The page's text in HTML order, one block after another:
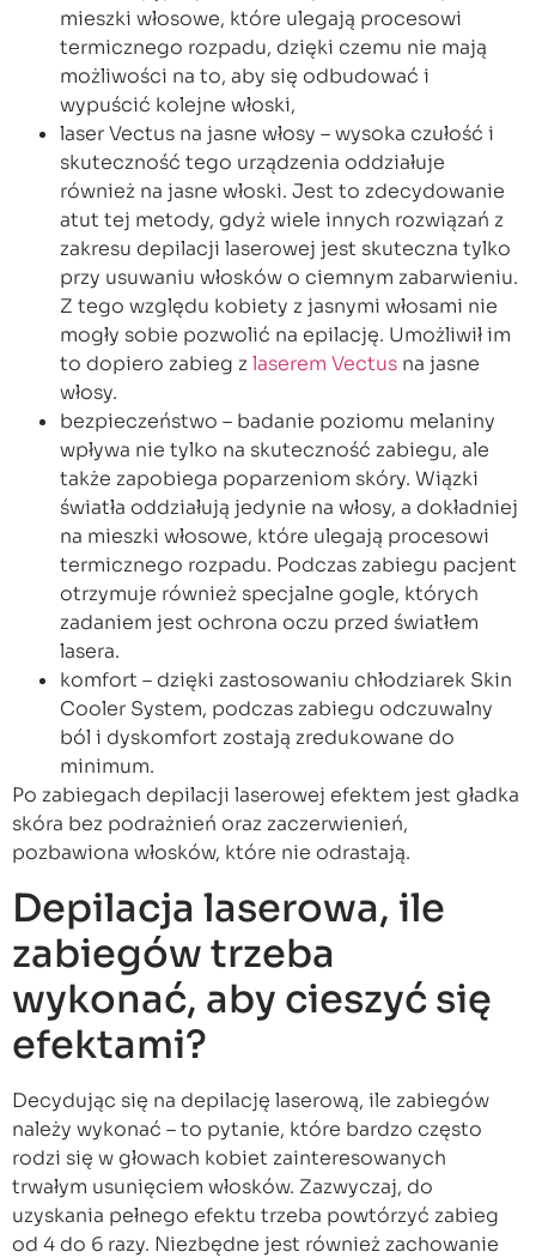
mieszki włosowe, które ulegają procesowi
termicznego rozpadu, dzięki czemu nie mają
możliwości na to, aby się odbudować i
wypuścić kolejne włoski,
laser Vectus na jasne włosy – wysoka czułość i
skuteczność tego urządzenia oddziałuje
również na jasne włoski. Jest to zdecydowanie
atut tej metody, gdyż wiele innych rozwiązań z
zakresu depilacji laserowej jest skuteczna tylko
przy usuwaniu włosków o ciemnym zabarwieniu.
Z tego względu kobiety z jasnymi włosami nie
mogły sobie pozwolić na epilację. Umożliwił im
to dopiero zabieg zlaserem Vectus na jasne
włosy.
bezpieczeństwo – badanie poziomu melaniny
wpływa nie tylko na skuteczność zabiegu, ale
także zapobiega poparzeniom skóry. Wiązki
światła oddziałują jedynie na włosy, a dokładniej
na mieszki włosowe, które ulegają procesowi
termicznego rozpadu. Podczas zabiegu pacjent
otrzymuje również specjalne gogle, których
zadaniem jest ochrona oczu przed światłem
lasera.
komfort – dzięki zastosowaniu chłodziarek Skin
Cooler System, podczas zabiegu odczuwalny
ból i dyskomfort zostają zredukowane do
minimum.
Po zabiegach depilacji laserowej efektem jest gładka
skóra bez podrażnień oraz zaczerwienień,
pozbawiona włosków, które nie odrastają.
Depilacja laserowa, ile
zabiegów trzeba
wykonać, aby cieszyć się
efektami?
Decydując się na depilację laserową, ile zabiegów
należy wykonać – to pytanie, które bardzo często
rodzi się w głowach kobiet zainteresowanych
trwałym usunięciem włosków. Zazwyczaj, do
uzyskania pełnego efektu trzeba powtórzyć zabieg
od 4 do 6 razy. Niezbędne jest również zachowanie